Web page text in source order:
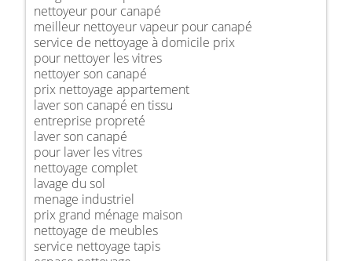
nettoyeur pour canapé
meilleur nettoyeur vapeur pour canapé
service de nettoyage à domicile prix
pour nettoyer les vitres
nettoyer son canapé
prix nettoyage appartement
laver son canapé en tissu
entreprise propreté
laver son canapé
pour laver les vitres
nettoyage complet
lavage du sol
menage industriel
prix grand ménage maison
nettoyage de meubles
service nettoyage tapis